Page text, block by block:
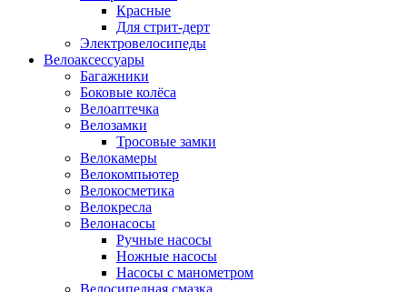
Красные
Для стрит-дерт
Электровелосипеды
Велоаксессуары
Багажники
Боковые колёса
Велоаптечка
Велозамки
Тросовые замки
Велокамеры
Велокомпьютер
Велокосметика
Велокресла
Велонасосы
Ручные насосы
Ножные насосы
Насосы с манометром
Велосипедная смазка